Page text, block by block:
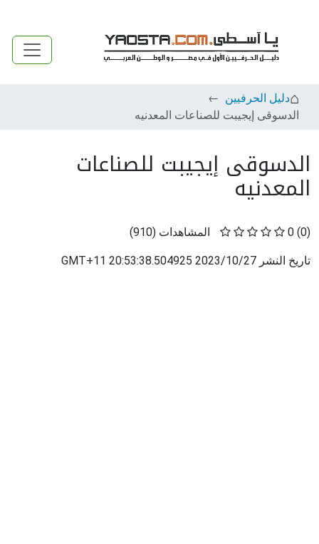
دليل الحرفيين
الدسوقى إيجيبت للصناعات المعدنيه
الدسوقى إيجيبت للصناعات
المعدنيه
(0)
0 المشاهدات (
910
)
تاريخ النشر 2023/10/27 20:53:38.504925 GMT+11